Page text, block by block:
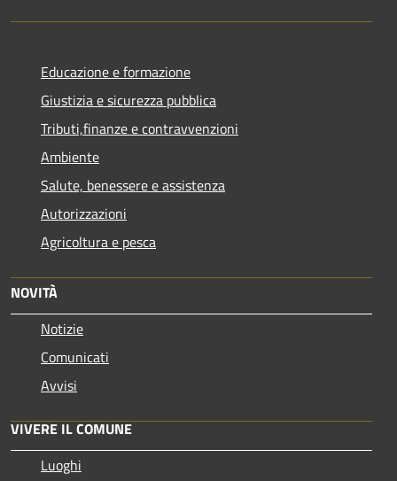
Educazione e formazione
Giustizia e sicurezza pubblica
Tributi,finanze e contravvenzioni
Ambiente
Salute, benessere e assistenza
Autorizzazioni
Agricoltura e pesca
NOVITÀ
Notizie
Comunicati
Avvisi
VIVERE IL COMUNE
Luoghi